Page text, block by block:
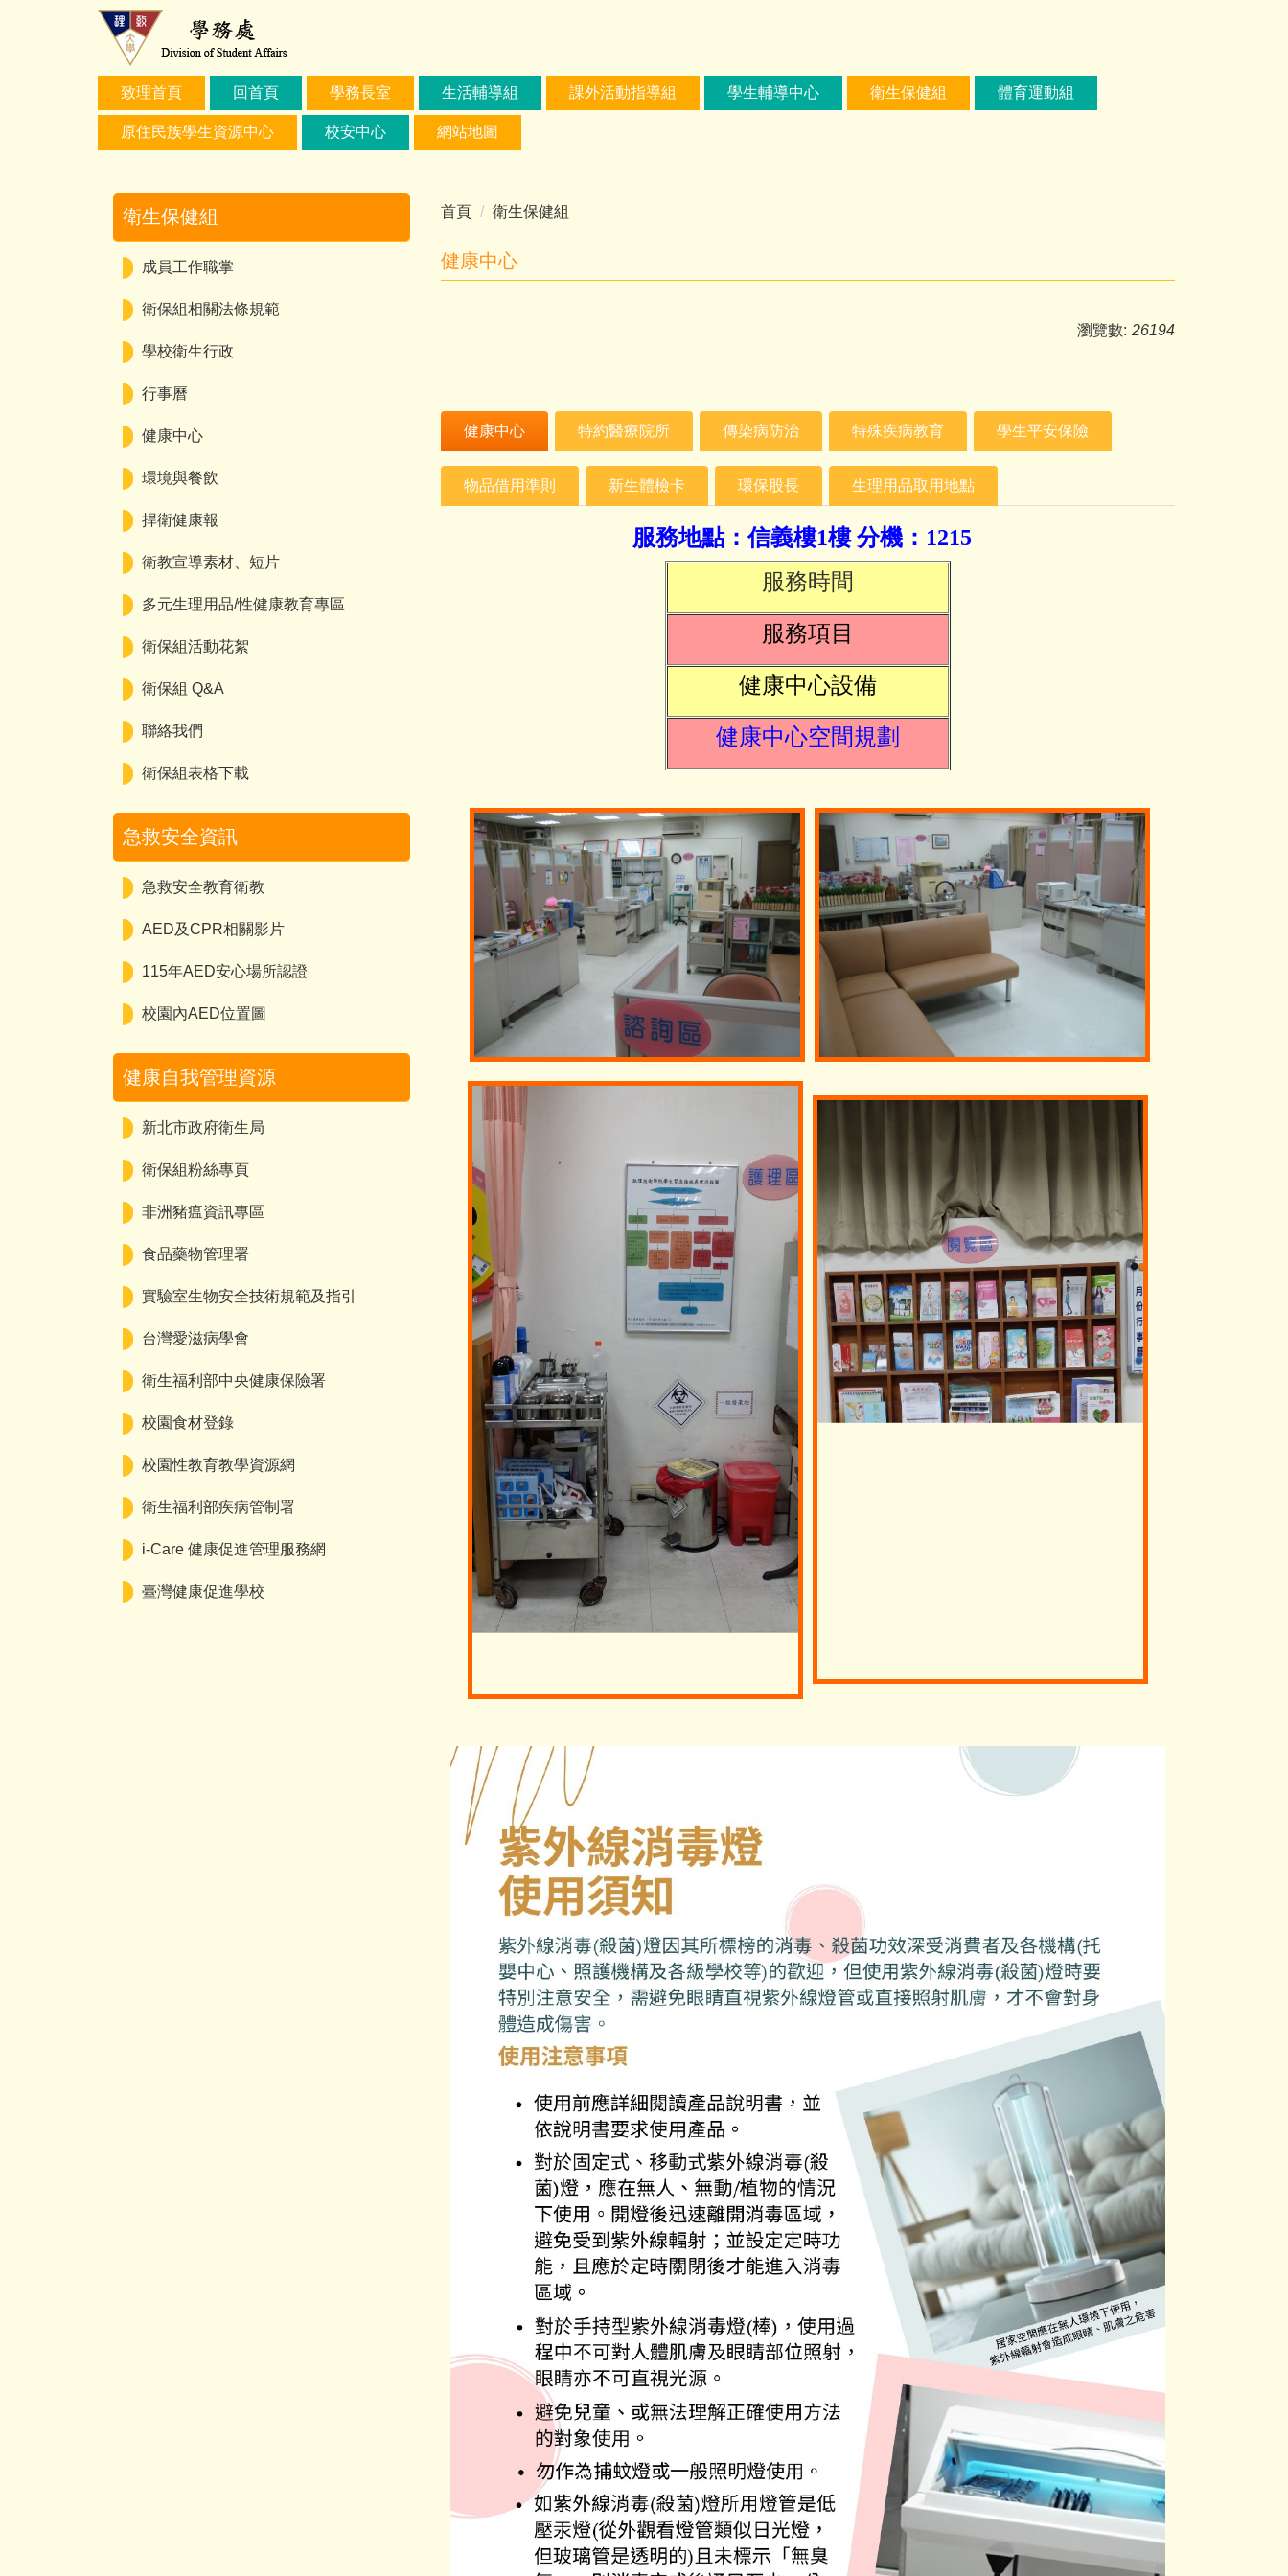
致理首頁 回首頁 學務長室 生活輔導組 課外活動指導組 學生輔導中心 衛生保健組 體育運動組
原住民族學生資源中心 校安中心 網站地圖
衛生保健組
成員工作職掌
衛保組相關法條規範
學校衛生行政
行事曆
健康中心
環境與餐飲
捍衛健康報
衛教宣導素材、短片
多元生理用品/性健康教育專區
衛保組活動花絮
衛保組 Q&A
聯絡我們
衛保組表格下載
急救安全資訊
急救安全教育衛教
AED及CPR相關影片
115年AED安心場所認證
校園內AED位置圖
健康自我管理資源
新北市政府衛生局
衛保組粉絲專頁
非洲豬瘟資訊專區
食品藥物管理署
實驗室生物安全技術規範及指引
台灣愛滋病學會
衛生福利部中央健康保險署
校園食材登錄
校園性教育教學資源網
衛生福利部疾病管制署
i-Care 健康促進管理服務網
臺灣健康促進學校
首頁 衛生保健組
健康中心
瀏覽數: 26194
健康中心 特約醫療院所 傳染病防治 特殊疾病教育 學生平安保險
物品借用準則 新生體檢卡 環保股長 生理用品取用地點
服務地點：信義樓1樓 分機： 1215
服務時間
服務項目
健康中心設備
健康中心空間規劃